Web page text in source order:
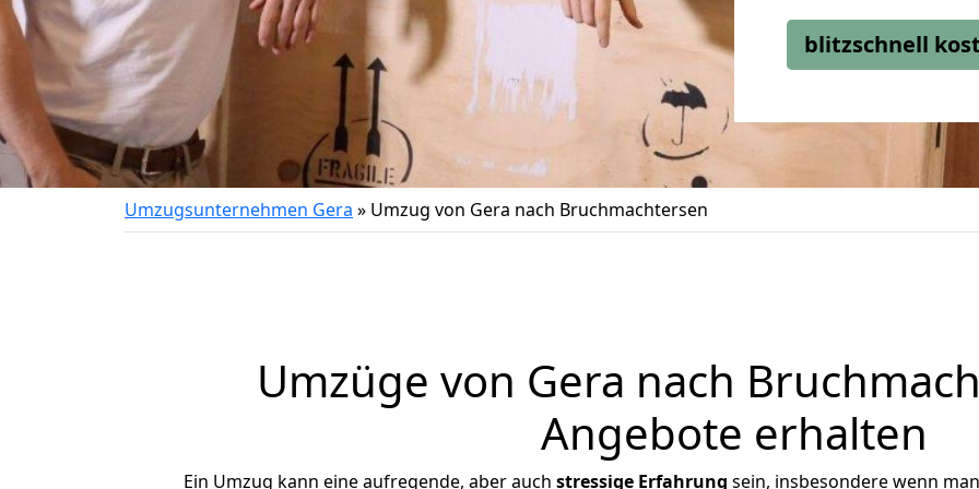
blitzschnell
Umzugsunternehmen Gera » Umzug von Gera nach Bruchmachtersen
Umzüge von Gera nach
Angebote erhalten
Ein Umzug kann eine aufregende, aber auch stressige Erfahrung sein, insbesondere wenn